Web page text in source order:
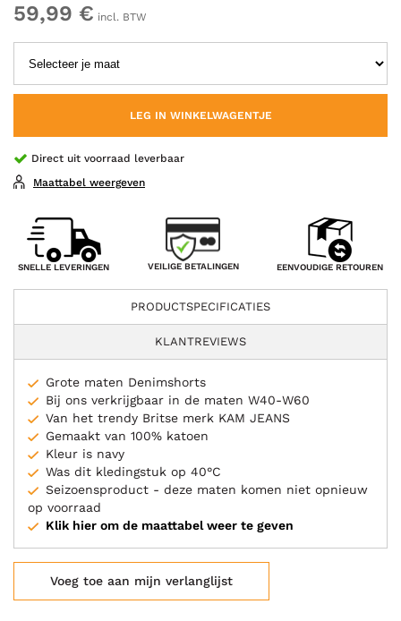
59,99 € incl. BTW
LEG IN WINKELWAGENTJE
Direct uit voorraad leverbaar
Maattabel weergeven
SNELLE LEVERINGEN VEILIGE BETALINGEN EENVOUDIGE RETOUREN
PRODUCTSPECIFICATIES
KLANTREVIEWS
Grote maten Denimshorts
Bij ons verkrijgbaar in de maten W40-W60
Van het trendy Britse merk KAM JEANS
Gemaakt van 100% katoen
Kleur is navy
Was dit kledingstuk op 40°C
Seizoensproduct - deze maten komen niet opnieuw
op voorraad
Klik hier om de maattabel weer te geven
Voeg toe aan mijn verlanglijst